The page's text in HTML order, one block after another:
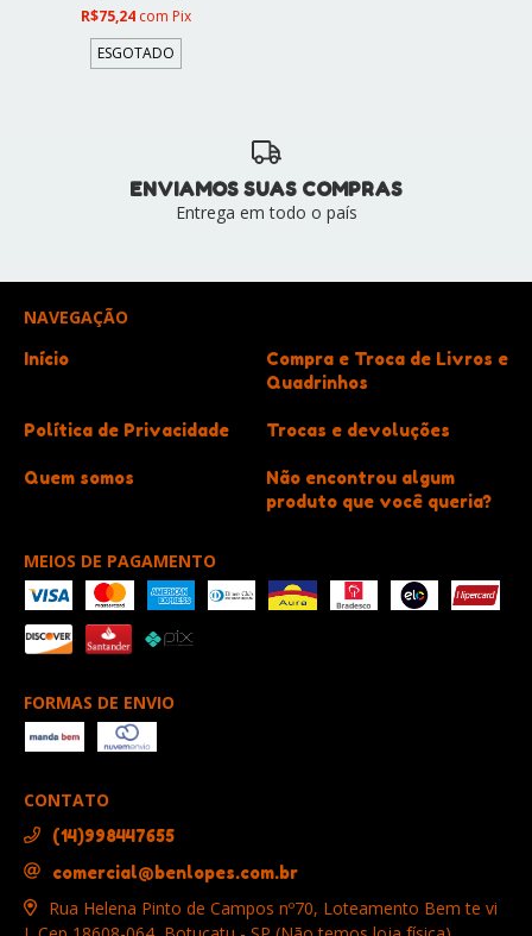
R$75,24 com Pix
ESGOTADO
ENVIAMOS SUAS COMPRAS
Entrega em todo o país
NAVEGAÇÃO
Início
Compra e Troca de Livros e
Quadrinhos
Política de Privacidade Trocas e devoluções
Quem somos
Não encontrou algum
produto que você queria?
MEIOS DE PAGAMENTO
FORMAS DE ENVIO
CONTATO
(14)998447655
comercial@benlopes.com.br
Rua Helena Pinto de Campos nº70, Loteamento Bem te vi